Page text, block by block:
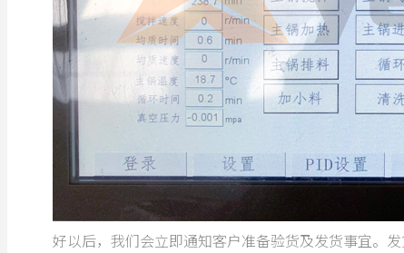
好以后，我们会立即通知客户准备验货及发货事宜。